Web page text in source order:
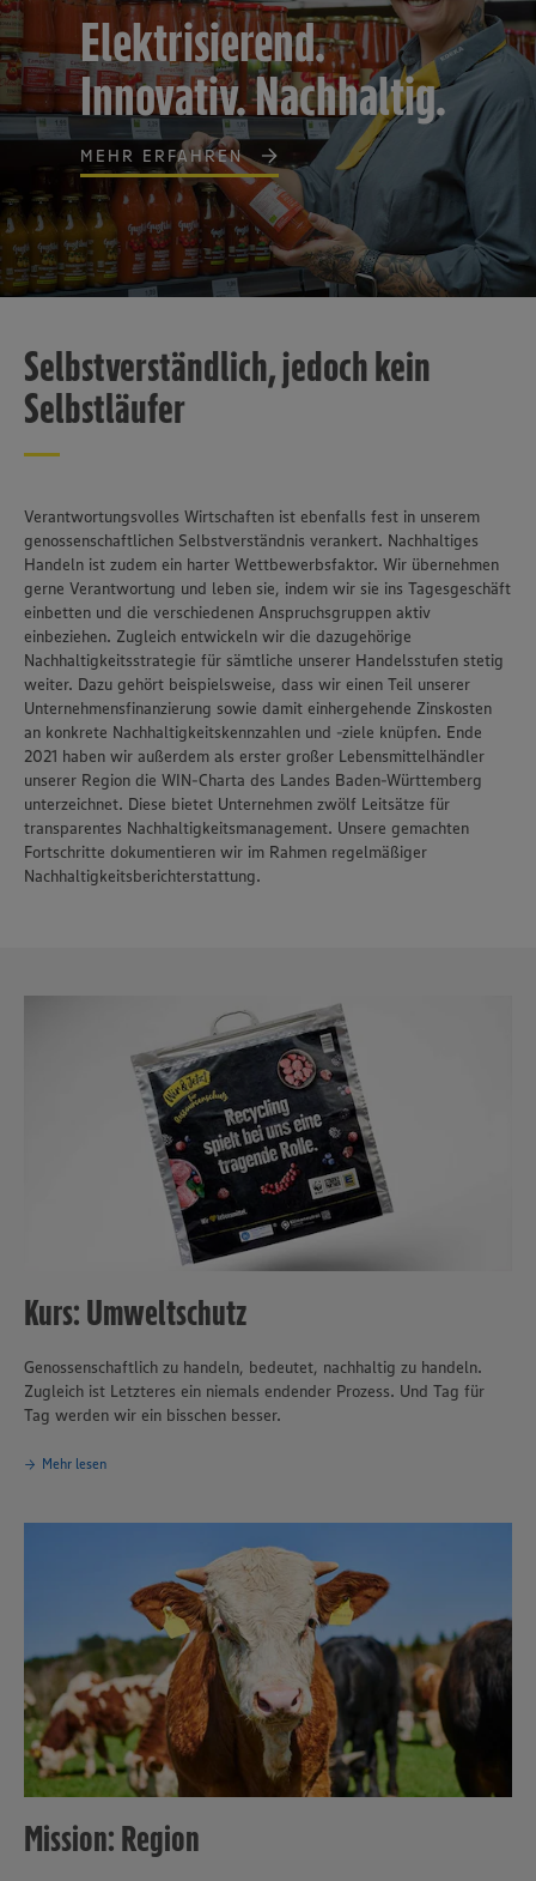
Elektrisierend.
Innovativ. Nachhaltig.
MEHR ERFAHREN
Selbstverständlich, jedoch kein
Selbstläufer
Verantwortungsvolles Wirtschaften ist ebenfalls fest in unserem
genossenschaftlichen Selbstverständnis verankert. Nachhaltiges
Handeln ist zudem ein harter Wettbewerbsfaktor. Wir übernehmen
gerne Verantwortung und leben sie, indem wir sie ins Tagesgeschäft
einbetten und die verschiedenen Anspruchsgruppen aktiv
einbeziehen. Zugleich entwickeln wir die dazugehörige
Nachhaltigkeitsstrategie für sämtliche unserer Handelsstufen stetig
weiter. Dazu gehört beispielsweise, dass wir einen Teil unserer
Unternehmensfinanzierung sowie damit einhergehende Zinskosten
an konkrete Nachhaltigkeitskennzahlen und -ziele knüpfen. Ende
2021 haben wir außerdem als erster großer Lebensmittelhändler
unserer Region die WIN-Charta des Landes Baden-Württemberg
unterzeichnet. Diese bietet Unternehmen zwölf Leitsätze für
transparentes Nachhaltigkeitsmanagement. Unsere gemachten
Fortschritte dokumentieren wir im Rahmen regelmäßiger
Nachhaltigkeitsberichterstattung.
Kurs: Umweltschutz
Genossenschaftlich zu handeln, bedeutet, nachhaltig zu handeln.
Zugleich ist Letzteres ein niemals endender Prozess. Und Tag für
Tag werden wir ein bisschen besser.
Mehr lesen
Mission: Region